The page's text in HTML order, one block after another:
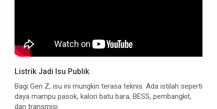
Listrik Jadi Isu Publik
Bagi Gen Z, isu ini mungkin terasa teknis. Ada istilah seperti
daya mampu pasok, kalori batu bara, BESS, pembangkit,
dan transmisi.